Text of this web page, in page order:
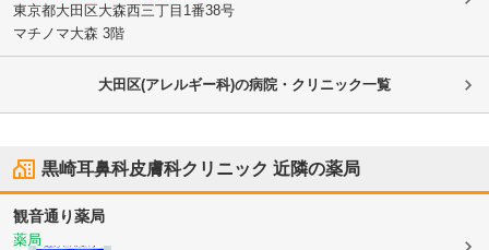
東京都大田区大森西三丁目1番38号
マチノマ大森 3階
大田区(アレルギー科)の病院・クリニック一覧
黒崎耳鼻科皮膚科クリニック 近隣の薬局
観音通り薬局
薬局